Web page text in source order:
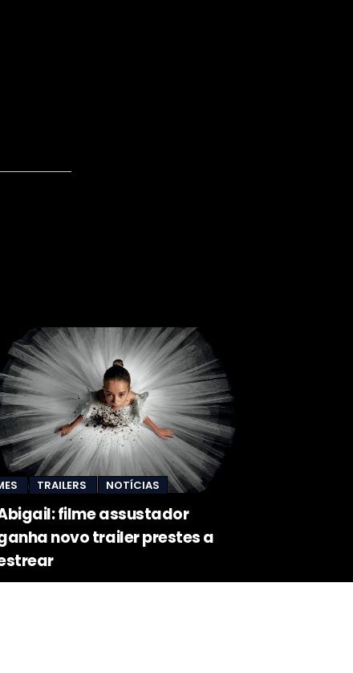
TRAILERS NOTÍCIAS
filme assustador
novo trailer prestes a